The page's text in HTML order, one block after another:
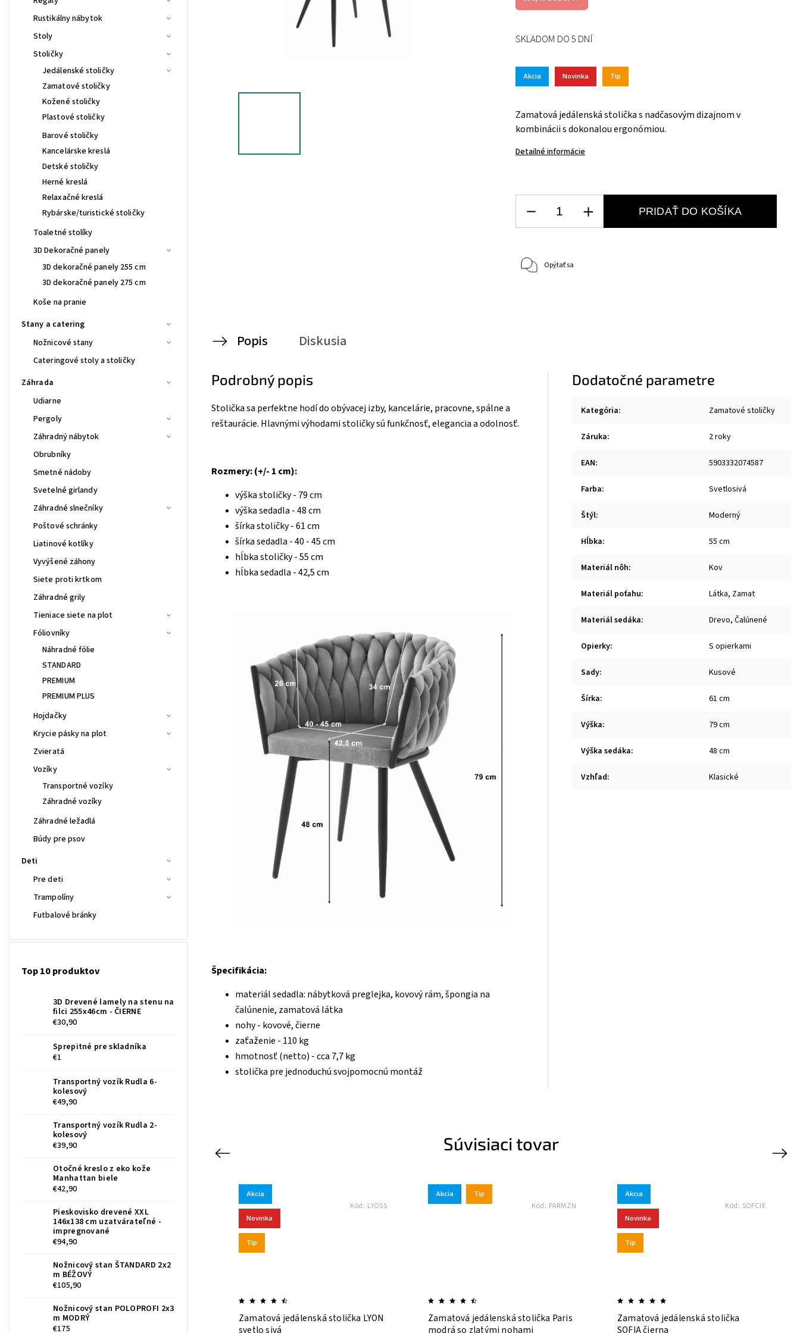
Rustikálny nábytok
Stoly
Stoličky
Jedálenské stoličky
Zamatové stoličky
Kožené stoličky
Plastové stoličky
Barové stoličky
Kancelárske kreslá
Detské stoličky
Herné kreslá
Relaxačné kreslá
Rybárske/turistické stoličky
Toaletné stolíky
3D Dekoračné panely
3D dekoračné panely 255 cm
3D dekoračné panely 275 cm
Koše na pranie
Stany a catering
Nožnicové stany
Cateringové stoly a stoličky
Záhrada
Udiarne
Pergoly
Záhradný nábytok
Obrubníky
Smetné nádoby
Svetelné girlandy
Záhradné slnečníky
Poštové schránky
Liatinové kotlíky
Vyvýšené záhony
Siete proti krtkom
Záhradné grily
Tieniace siete na plot
Fóliovníky
Náhradné fólie
STANDARD
PREMIUM
PREMIUM PLUS
Hojdačky
Krycie pásky na plot
Zvieratá
Vozíky
Transportné vozíky
Záhradné vozíky
Záhradné ležadlá
Búdy pre psov
Deti
Pre deti
Trampolíny
Futbalové bránky
Top 10 produktov
3D Drevené lamely na stenu na
filci 255x46cm - ČIERNE
€30,90
Sprepitné pre skladníka
€1
Transportný vozík Rudla 6-
kolesový
€49,90
Transportný vozík Rudla 2-
kolesový
€39,90
Otočné kreslo z eko kože
Manhattan biele
€42,90
Pieskovisko drevené XXL
146x138 cm uzatvárateľné -
impregnované
€94,90
Nožnicový stan ŠTANDARD 2x2
m BÉŽOVÝ
€105,90
Nožnicový stan POLOPROFI 2x3
m MODRÝ
€175
Akcia Novinka Tip
Zamatová jedálenská stolička s nadčasovým dizajnom v
kombinácii s dokonalou ergonómiou.
Detailné informácie
SKLADOM DO 5 DNÍ
PRIDAŤ DO KOŠÍKA
Opýtať sa
Popis Diskusia
Podrobný popis
Stolička sa perfektne hodí do obývacej izby, kancelárie, pracovne, spálne a
reštaurácie. Hlavnými výhodami stoličky sú funkčnosť, elegancia a odolnosť.
Rozmery: (+/- 1 cm):
výška stoličky - 79 cm
výška sedadla - 48 cm
šírka stoličky - 61 cm
šírka sedadla - 40 - 45 cm
hĺbka stoličky - 55 cm
hĺbka sedadla - 42,5 cm
Špecifikácia:
materiál sedadla: nábytková preglejka, kovový rám, špongia na
čalúnenie, zamatová látka
nohy - kovové, čierne
zaťaženie - 110 kg
hmotnosť (netto) - cca 7,7 kg
stolička pre jednoduchú svojpomocnú montáž
Dodatočné parametre
Kategória: Zamatové stoličky
Záruka: 2 roky
EAN: 5903332074587
Farba: Svetlosivá
Štýl: Moderný
Hĺbka: 55 cm
Materiál nôh: Kov
Materiál poťahu: Látka, Zamat
Materiál sedáka: Drevo, Čalúnené
Opierky: S opierkami
Sady: Kusové
Šírka: 61 cm
Výška: 79 cm
Výška sedáka: 48 cm
Vzhľad: Klasické
Súvisiaci tovar
Previous
jedálenská stolička RIO
RIOSIV
Zamatová jedálenská stolička LYON
Zamatová jedálenská stolička Paris
modrá so zlatými nohami
Kód:PARMZN
Zamatová jedálenská stolička
Next